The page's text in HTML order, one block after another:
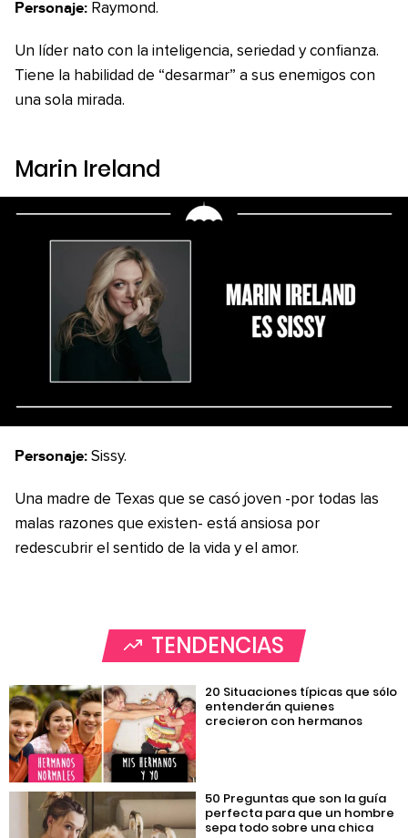
Personaje: Raymond.
Un líder nato con la inteligencia, seriedad y confianza.
Tiene la habilidad de “desarmar” a sus enemigos con
una sola mirada.
Marin Ireland
Personaje: Sissy.
Una madre de Texas que se casó joven -por todas las
malas razones que existen- está ansiosa por
redescubrir el sentido de la vida y el amor.
TENDENCIAS
20 Situaciones típicas que sólo
entenderán quienes
crecieron con hermanos
50 Preguntas que son la guía
perfecta para que un hombre
sepa todo sobre una chica